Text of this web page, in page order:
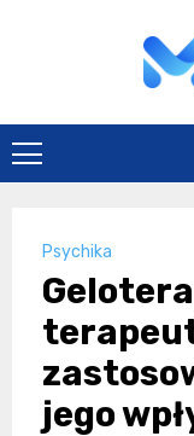
Psychika
jego